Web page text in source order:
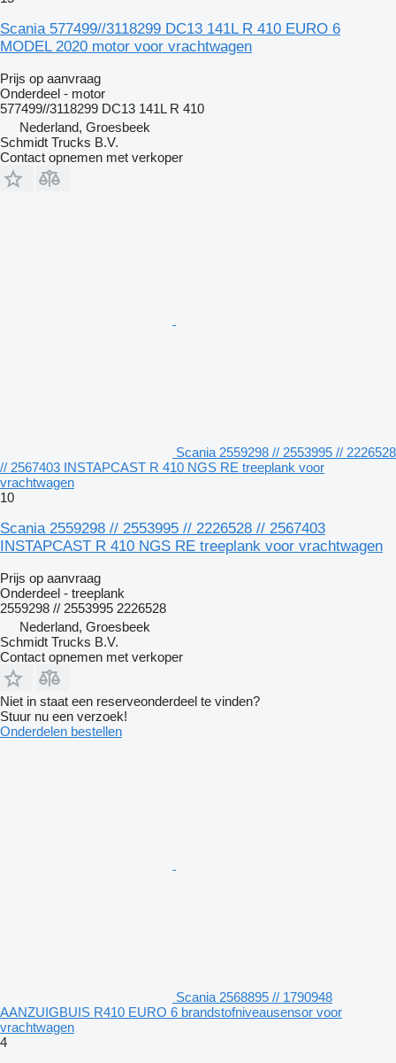
Scania 577499//3118299 DC13 141L R 410 EURO 6
MODEL 2020 motor voor vrachtwagen
Prijs op aanvraag
Onderdeel - motor
577499//3118299 DC13 141L R 410
Nederland, Groesbeek
Schmidt Trucks B.V.
Contact opnemen met verkoper
Scania 2559298 // 2553995 // 2226528
// 2567403 INSTAPCAST R 410 NGS RE treeplank voor
vrachtwagen
10
Scania 2559298 // 2553995 // 2226528 // 2567403
INSTAPCAST R 410 NGS RE treeplank voor vrachtwagen
Prijs op aanvraag
Onderdeel - treeplank
2559298 // 2553995 2226528
Nederland, Groesbeek
Schmidt Trucks B.V.
Contact opnemen met verkoper
Niet in staat een reserveonderdeel te vinden?
Stuur nu een verzoek!
Onderdelen bestellen
Scania 2568895 // 1790948
AANZUIGBUIS R410 EURO 6 brandstofniveausensor voor
vrachtwagen
4